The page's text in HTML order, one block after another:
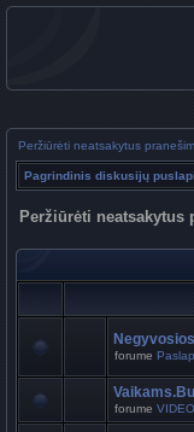
Peržiūrėti neatsakytus
Pagrindinis diskusijų
Peržiūrėti neatsakytus
forume
forume VIDEO